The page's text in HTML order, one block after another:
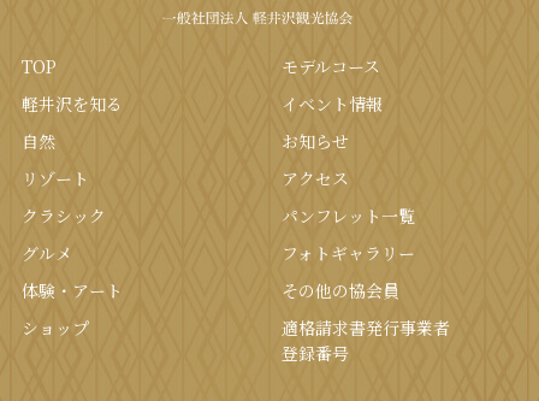
TOP
軽井沢を知る
⾃然
リゾート
クラシック
グルメ
体験・アート
ショップ
モデルコース
イベント情報
お知らせ
アクセス
パンフレット⼀覧
フォトギャラリー
その他の協会員
適格請求書発行事業者
登録番号